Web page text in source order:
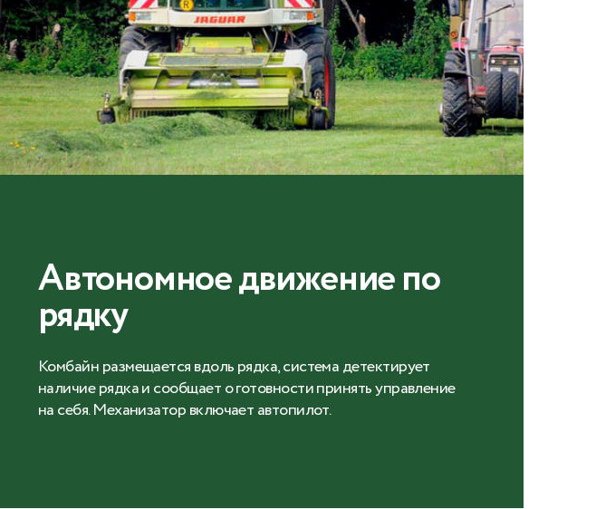
Автономное движение по
рядку
Комбайн размещается вдоль рядка, система детектирует
наличие рядка и сообщает о готовности принять управление
на себя. Механизатор включает автопилот.